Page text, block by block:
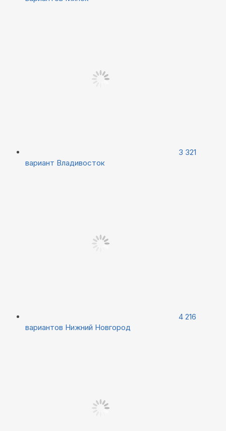
3 321
вариант Владивосток
4 216
вариантов Нижний Новгород